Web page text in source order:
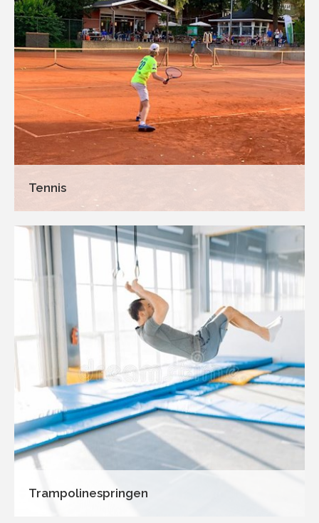
Tennis
Trampolinespringen